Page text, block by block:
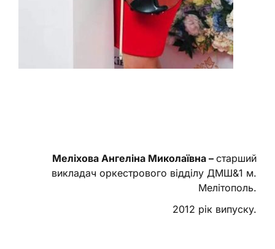
Меліхова Ангеліна Миколаївна – старший
викладач оркестрового відділу ДМШ&1 м.
Мелітополь.
2012 рік випуску.